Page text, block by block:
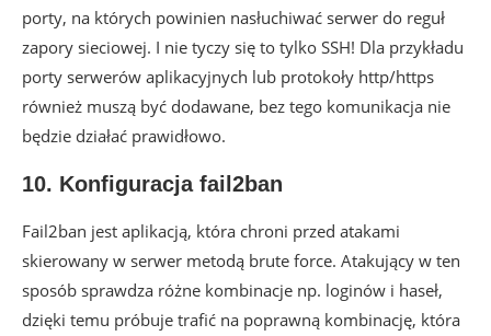
porty, na których powinien nasłuchiwać serwer do reguł
zapory sieciowej. I nie tyczy się to tylko SSH! Dla przykładu
porty serwerów aplikacyjnych lub protokoły http/https
również muszą być dodawane, bez tego komunikacja nie
będzie działać prawidłowo.
10. Konfiguracja fail2ban
Fail2ban jest aplikacją, która chroni przed atakami
skierowany w serwer metodą brute force. Atakujący w ten
sposób sprawdza różne kombinacje np. loginów i haseł,
dzięki temu próbuje trafić na poprawną kombinację, która